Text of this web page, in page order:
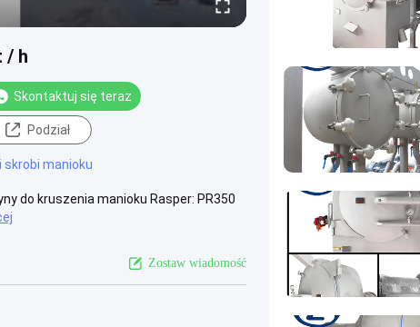
/ h
Skontaktuj się teraz
Podział
skrobi manioku
do kruszenia manioku Rasper: PR350
Zostaw wiadomość